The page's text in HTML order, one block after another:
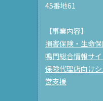
45番地61
【事業内容】
損害保険・生命
鳴門総合情報サ
保険代理店向け
営支援